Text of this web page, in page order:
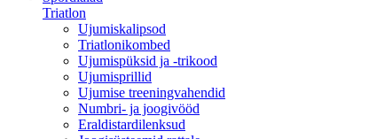
Triatlon
Ujumiskalipsod
Triatlonikombed
Ujumispüksid ja -trikood
Ujumisprillid
Ujumise treeningvahendid
Numbri- ja joogivööd
Eraldistardilenksud